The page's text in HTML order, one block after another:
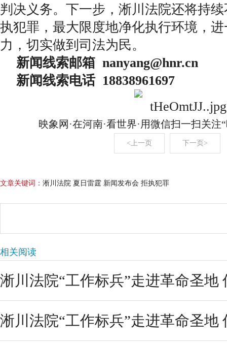
判决义务。下一步，淅川法院还将持
执犯罪，最大限度地净化执行环境，
力，切实做到司法为民。
新闻线索邮箱
新闻线索电话 18838961697
映象网·在河南·看世界·用微信扫一扫关注
<上一页 下一页>
文章关键词： 淅川法院 夏日雷霆 新闻发布会 拒执犯罪
相关阅读
淅川法院“工作标兵”走进革命圣地
淅川法院“工作标兵”走进革命圣地